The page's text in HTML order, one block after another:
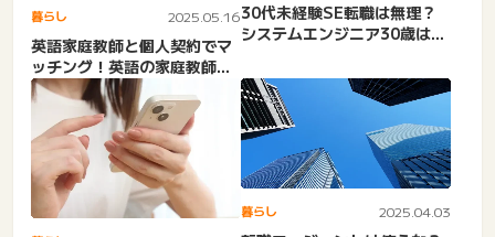
暮らし 2025.05.16
英語家庭教師と個人契約でマ
ッチング！英語の家庭教師を
見つけるにはどうすればい
い...
30代未経験SE転職は無理？
システムエンジニア30歳はき
暮らし 2025.04.03